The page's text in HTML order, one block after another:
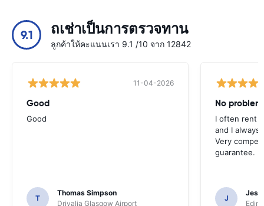
9.1 ถเช่าเป็นการตรวจทาน
ลูกค้าให้คะแนนเรา 9.1 /10 จาก 12842
11-04-2026
Good
Good
T
Thomas Simpson
Drivalia Glasgow Airport
No problem
I often rent
and I always
Very
guarantee.
J